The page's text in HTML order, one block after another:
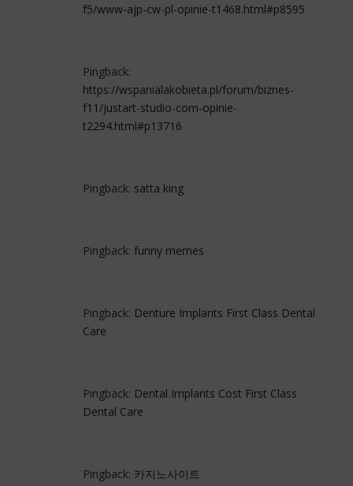
f5/www-ajp-cw-pl-opinie-t1468.html#p8595
Pingback:
https://wspanialakobieta.pl/forum/biznes-
f11/justart-studio-com-opinie-
t2294.html#p13716
Pingback: satta king
Pingback: funny memes
Pingback: Denture Implants First Class Dental
Care
Pingback: Dental Implants Cost First Class
Dental Care
Pingback: 카지노사이트